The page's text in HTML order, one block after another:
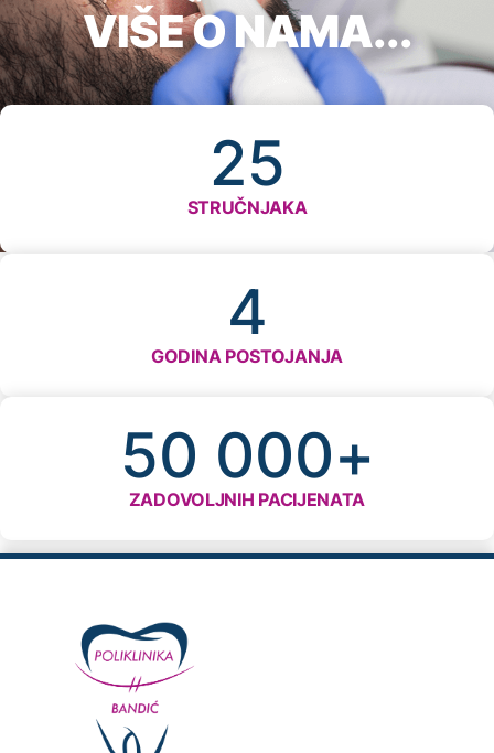
VIŠE O NAMA...
STRUČNJAKA
25
GODINA POSTOJANJA
4
ZADOVOLJNIH PACIJENATA
50 000+